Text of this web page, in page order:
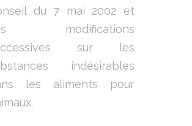
du 7 mai 2002 et
modifications
sur les
indésirables
les aliments pour